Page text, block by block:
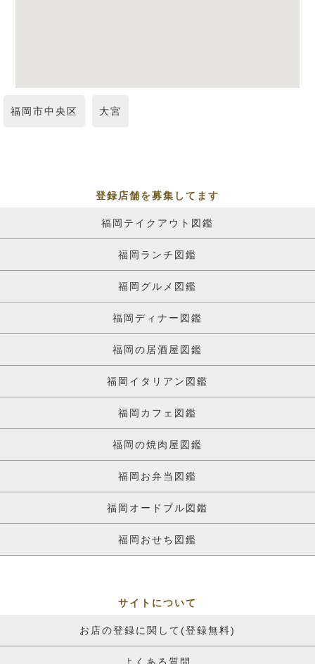
福岡市中央区 大宮
登録店舗を募集してます
福岡テイクアウト図鑑
福岡ランチ図鑑
福岡グルメ図鑑
福岡ディナー図鑑
福岡の居酒屋図鑑
福岡イタリアン図鑑
福岡カフェ図鑑
福岡の焼肉屋図鑑
福岡お弁当図鑑
福岡オードブル図鑑
福岡おせち図鑑
サイトについて
お店の登録に関して(登録無料)
よくある質問